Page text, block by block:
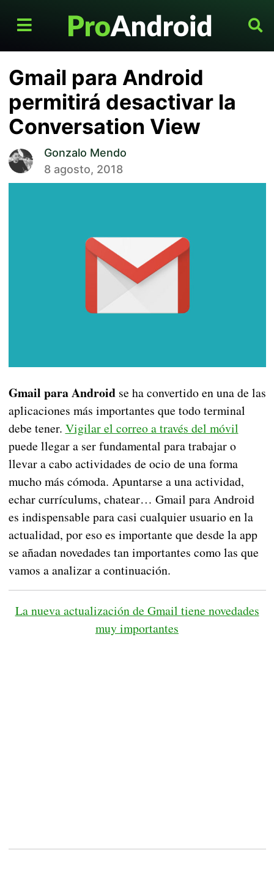
Gmail para Android
permitirá desactivar la
Conversation View
Gonzalo Mendo
8 agosto, 2018
Gmail para Androidse ha convertido en una de las
aplicaciones más importantes que todo terminal
debe tener. Vigilar el correo a través del móvil
puede llegar a ser fundamental para trabajar o
llevar a cabo actividades de ocio de una forma
mucho más cómoda. Apuntarse a una actividad,
echar currículums, chatear… Gmail para Android
es indispensable para casi cualquier usuario en la
actualidad, por eso es importante que desde la app
se añadan novedades tan importantes como las que
vamos a analizar a continuación.
La nueva actualización de Gmail tiene novedades
muy importantes